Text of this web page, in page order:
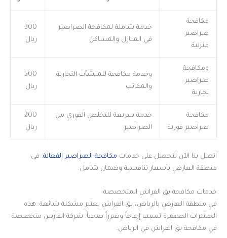
مكافحة
صراصير
منزلية
خدمة شاملة لمكافحة الصراصير
في المنازل والمساكن
300
ريال
ومكافحة
صراصير
تجارية
وخدمة مكافحة للمنشآت التجارية
والمكاتب
500
ريال
مكافحة
صراصير فورية
خدمة سريعة للتخلص الفوري من
الصراصير
200
ريال
اتصل بنا الآن لتحصل على خدمات مكافحة الصراصير الفعالة. في
منطقة العارض بأسعار تنافسية وضمان شامل.
خدمات مكافحة بق الفراش المتخصصة
في منطقة العارض بالرياض، بق الفراش يعتبر مشكلة شائعة. هذه
الحشرات الصغيرة تسبب إزعاجاً وضرراً صحياً. شركة الفارس متخصصة
في مكافحة بق الفراش في الرياض.